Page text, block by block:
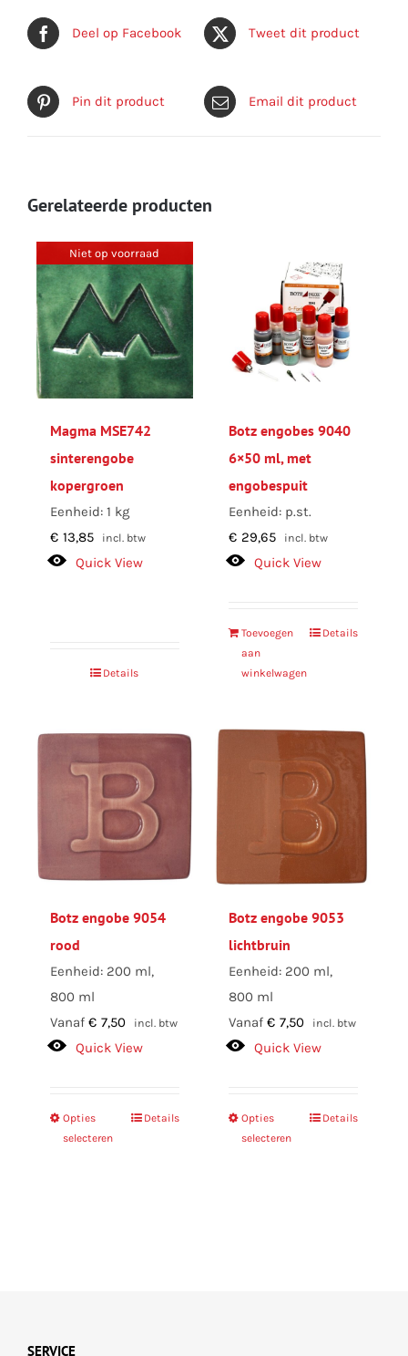
Deel op Facebook Tweet dit product
Pin dit product Email dit product
Gerelateerde producten
Niet op voorraad
Magma MSE742
sinterengobe
kopergroen
Eenheid: 1 kg
€ 13,85 incl. btw
Quick View
Details
Botz engobes 9040
6×50 ml, met
engobespuit
Eenheid: p.st.
€ 29,65 incl. btw
Quick View
Toevoegen
aan
winkelwagen
Details
Botz engobe 9054
rood
Eenheid: 200 ml,
800 ml
Vanaf € 7,50 incl. btw
Quick View
Opties
selecterenproduct
Details
Botz engobe 9053
lichtbruin
Eenheid: 200 ml,
800 ml
Vanaf€ 7,50 incl. btw
Quick View
Opties
selecterenproduct
Details
SERVICE